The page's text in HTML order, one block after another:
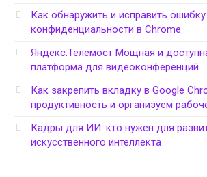
Как обнаружить и исправить ошибку
конфиденциальности в Chrome
Яндекс.Телемост Мощная и
платформа для видеоконференций
Как закрепить вкладку в Google
продуктивность и организуем
Кадры для ИИ: кто нужен для
искусственного интеллекта